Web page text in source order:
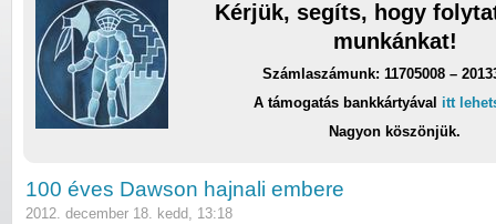
Kérjük, segíts, hogy
munkánkat!
Számlaszámunk: 11705008 –
A támogatás bankkártyával itt
Nagyon köszönjük.
100 éves Dawson hajnali embere
2012. december 18. kedd, 13:18